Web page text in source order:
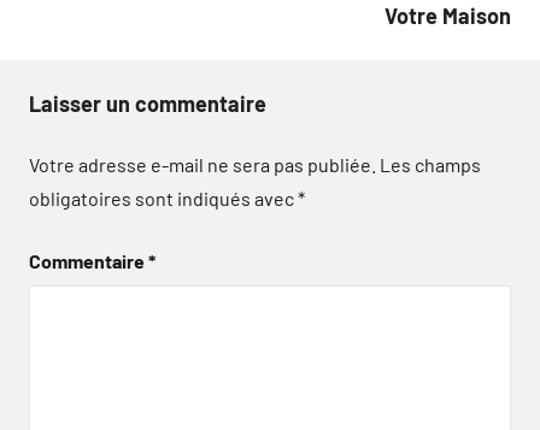
Votre Maison
Laisser un commentaire
Votre adresse e-mail ne sera pas publiée. Les champs
obligatoires sont indiqués avec*
Commentaire*